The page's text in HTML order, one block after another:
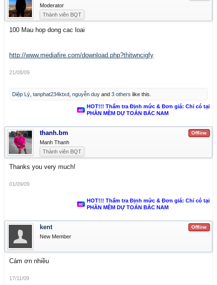
Moderator
Thành viên BQT
100 Mau hop dong cac loai
http://www.mediafire.com/download.php?thitwncigfy
21/08/09
Diệp Lý tanphat234ktxd nguyễn duy and 3 others like this.
HOT!!! Thẩm tra Định mức & Đơn giá: Chỉ có tại
PHẦN MỀM DỰ TOÁN BẮC NAM
Offline
thanh.bm
Manh Thanh
Thành viên BQT
Thanks you very much!
01/09/09
HOT!!! Thẩm tra Định mức & Đơn giá: Chỉ có tại
PHẦN MỀM DỰ TOÁN BẮC NAM
Offline
kent
New Member
Cám ơn nhiều
17/11/09